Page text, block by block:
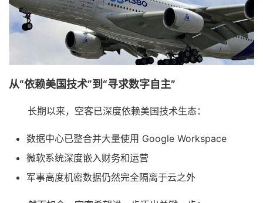
从“依赖美国技术”到“寻求数字自主”
长期以来，空客已深度依赖美国技术生态：
数据中心已整合并大量使用 Google Workspace
微软系统深度嵌入财务和运营
军事高度机密数据仍然完全隔离于云之外